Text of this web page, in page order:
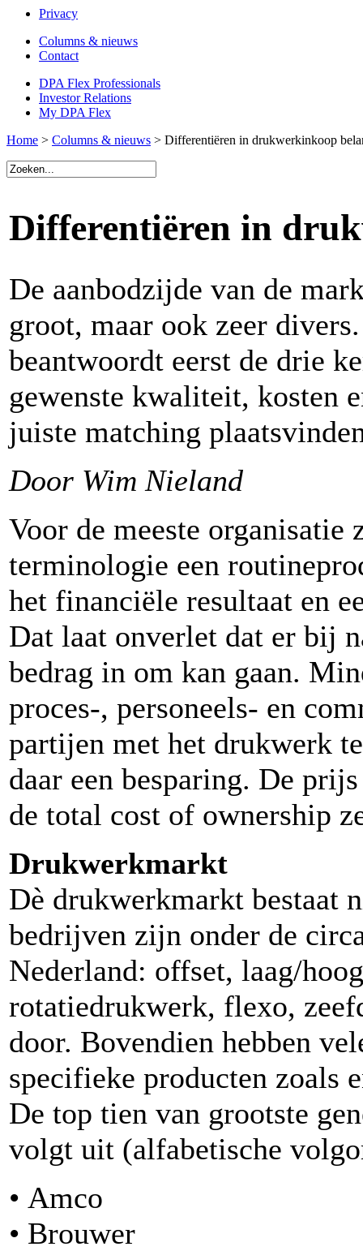
Privacy
Columns & nieuws
Contact
DPA Flex Professionals
Investor Relations
My DPA Flex
Home > Columns & nieuws > Differentiëren in drukwerkinkoop
Differentiëren in
De aanbodzijde van de
groot, maar ook zeer
beantwoordt eerst de drie
gewenste kwaliteit, kosten
juiste matching
Door Wim Nieland
Voor de meeste
terminologie een
het financiële resultaat en
Dat laat onverlet dat er bij
bedrag in om kan gaan.
proces-, personeels- en
partijen met het drukwerk
daar een besparing. De
de total cost of ownership
Drukwerkmarkt
Dè drukwerkmarkt bestaat
bedrijven zijn onder de
Nederland: offset, laag/
rotatiedrukwerk, flexo,
door. Bovendien hebben
specifieke producten zoals
De top tien van grootste
volgt uit (alfabetische
• Amco
• Brouwer